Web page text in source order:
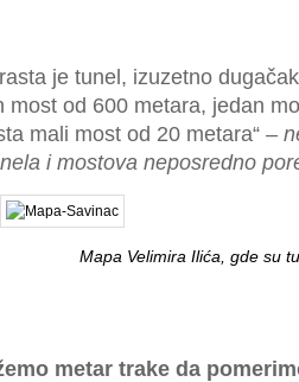
je tunel, izuzetno
most od 600 metara, jedan
mali most od 20 metara“ –
i mostova neposredno
Mapa Velimira Ilića, gde su
metar trake da